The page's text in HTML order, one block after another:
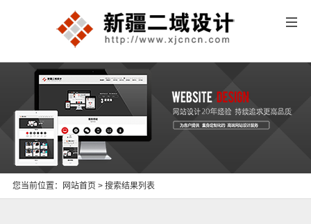
您当前位置： 网站首页 > 搜索结果列表